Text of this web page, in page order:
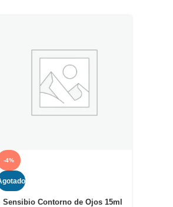
-4%
Sensibio Contorno de Ojos 15ml